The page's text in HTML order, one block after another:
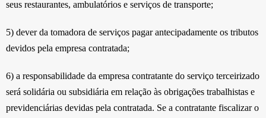
seus restaurantes, ambulatórios e serviços de transporte;
5) dever da tomadora de serviços pagar antecipadamente os tributos
devidos pela empresa contratada;
6) a responsabilidade da empresa contratante do serviço terceirizado
será solidária ou subsidiária em relação às obrigações trabalhistas e
previdenciárias devidas pela contratada. Se a contratante fiscalizar o